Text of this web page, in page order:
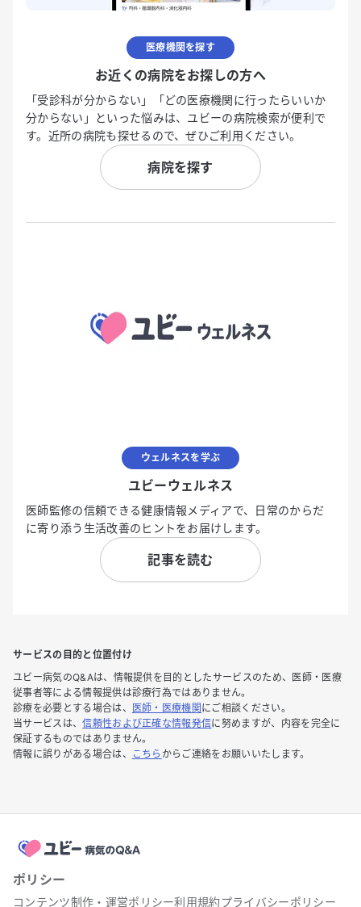
医療機関を探す
お近くの病院をお探しの方へ
「受診科が分からない」「どの医療機関に行ったらいいか
分からない」といった悩みは、ユビーの病院検索が便利で
す。近所の病院も探せるので、ぜひご利用ください。
病院を探す
ウェルネスを学ぶ
ユビーウェルネス
医師監修の信頼できる健康情報メディアで、日常のからだ
に寄り添う生活改善のヒントをお届けします。
記事を読む
サービスの目的と位置付け
ユビー病気のQ&Aは、情報提供を目的としたサービスのため、医師・医療
従事者等による情報提供は診療行為ではありません。
診療を必要とする場合は、
医師・医療機関 にご相談ください。
当サービスは、信頼性および正確な情報発信に努めますが、内容を完全に
保証するものではありません。
情報に誤りがある場合は、
こちら からご連絡をお願いいたします。
ポリシー
コンテンツ制作・運営ポリシー利用規約プライバシーポリシー